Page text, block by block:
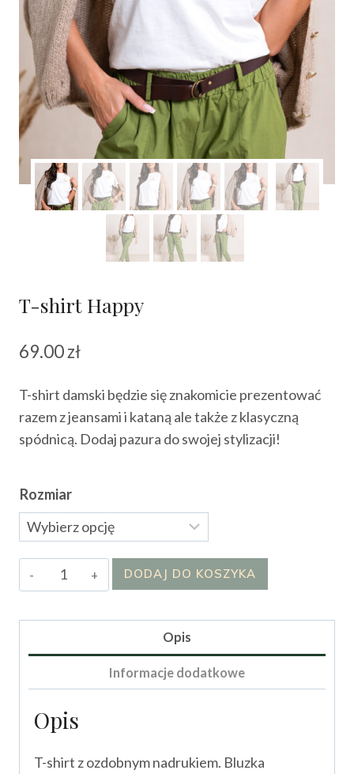
T-shirt Happy
69.00zł
T-shirt damski będzie się znakomicie prezentować
razem z jeansami i kataną ale także z klasyczną
spódnicą. Dodaj pazura do swojej stylizacji!
Rozmiar
ilość
T-
DODAJ DO KOSZYKA
Opis
Informacje dodatkowe
Opis
T-shirt z ozdobnym nadrukiem. Bluzka